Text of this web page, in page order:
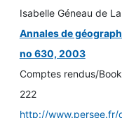
Isabelle Géneau de
Annales de
no 630, 2003
Comptes rendus/
222
http://www.persee.fr/